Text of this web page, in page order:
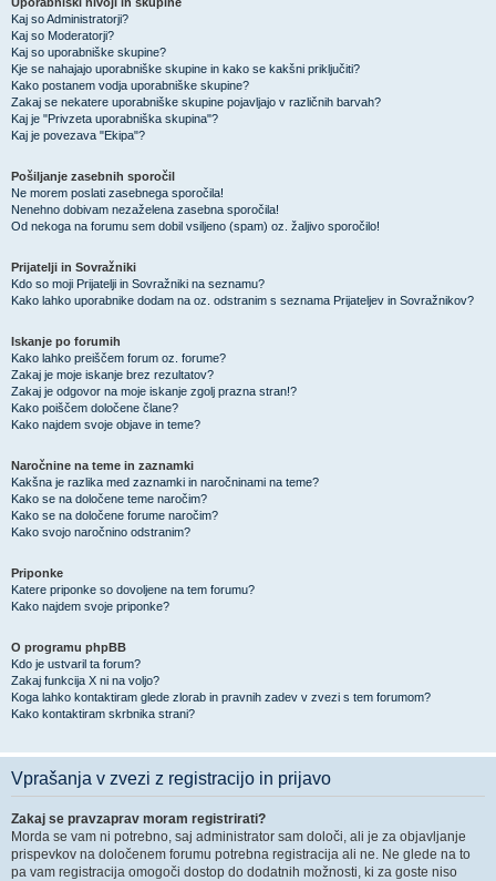
Kaj so Administratorji?
Kaj so Moderatorji?
Kaj so uporabniške skupine?
Kje se nahajajo uporabniške skupine in kako se kakšni priključiti?
Kako postanem vodja uporabniške skupine?
Zakaj se nekatere uporabniške skupine pojavljajo v različnih barvah?
Kaj je "Privzeta uporabniška skupina"?
Kaj je povezava "Ekipa"?
Pošiljanje zasebnih sporočil
Ne morem poslati zasebnega sporočila!
Nenehno dobivam nezaželena zasebna sporočila!
Od nekoga na forumu sem dobil vsiljeno (spam) oz. žaljivo sporočilo!
Prijatelji in Sovražniki
Kdo so moji Prijatelji in Sovražniki na seznamu?
Kako lahko uporabnike dodam na oz. odstranim s seznama Prijateljev in Sovražnikov?
Iskanje po forumih
Kako lahko preiščem forum oz. forume?
Zakaj je moje iskanje brez rezultatov?
Zakaj je odgovor na moje iskanje zgolj prazna stran!?
Kako poiščem določene člane?
Kako najdem svoje objave in teme?
Naročnine na teme in zaznamki
Kakšna je razlika med zaznamki in naročninami na teme?
Kako se na določene teme naročim?
Kako se na določene forume naročim?
Kako svojo naročnino odstranim?
Priponke
Katere priponke so dovoljene na tem forumu?
Kako najdem svoje priponke?
O programu phpBB
Kdo je ustvaril ta forum?
Zakaj funkcija X ni na voljo?
Koga lahko kontaktiram glede zlorab in pravnih zadev v zvezi s tem forumom?
Kako kontaktiram skrbnika strani?
Vprašanja v zvezi z registracijo in prijavo
Zakaj se pravzaprav moram registrirati?
Morda se vam ni potrebno, saj administrator sam določi, ali je za objavljanje
prispevkov na določenem forumu potrebna registracija ali ne. Ne glede na to
pa vam registracija omogoči dostop do dodatnih možnosti, ki za goste niso